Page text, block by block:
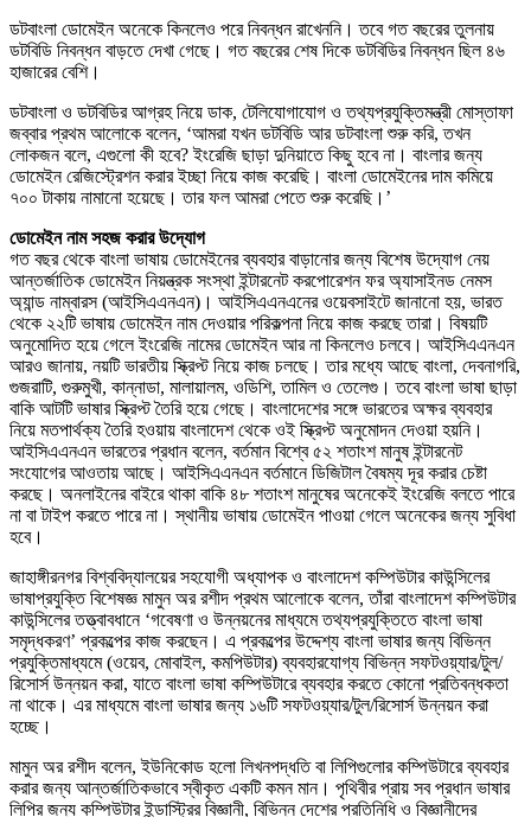
ডটবাংলা ডোমেইন অনেকে কিনলেও পরে নিবন্ধন রাখেননি। তবে গত বছরের তুলনায়
ডটবিডি নিবন্ধন বাড়তে দেখা গেছে। গত বছরের শেষ দিকে ডটবিডির নিবন্ধন ছিল ৪৬
হাজারের বেশি।
ডটবাংলা ও ডটবিডির আগ্রহ নিয়ে ডাক, টেলিযোগাযোগ ও তথ্যপ্রযুক্তিমন্ত্রী মোস্তাফা
জব্বার প্রথম আলোকে বলেন, ‘আমরা যখন ডটবিডি আর ডটবাংলা শুরু করি, তখন
লোকজন বলে, এগুলো কী হবে? ইংরেজি ছাড়া দুনিয়াতে কিছু হবে না। বাংলার জন্য
ডোমেইন রেজিস্ট্রেশন করার ইচ্ছা নিয়ে কাজ করেছি। বাংলা ডোমেইনের দাম কমিয়ে
৭০০ টাকায় নামানো হয়েছে। তার ফল আমরা পেতে শুরু করেছি।’
ডোমেইন নাম সহজ করার উদ্যোগ
গত বছর থেকে বাংলা ভাষায় ডোমেইনের ব্যবহার বাড়ানোর জন্য বিশেষ উদ্যোগ নেয়
আন্তর্জাতিক ডোমেইন নিয়ন্ত্রক সংস্থা ইন্টারনেট করপোরেশন ফর অ্যাসাইনড নেমস
অ্যান্ড নাম্বারস (আইসিএএনএন)। আইসিএএনএনের ওয়েবসাইটে জানানো হয়, ভারত
থেকে ২২টি ভাষায় ডোমেইন নাম দেওয়ার পরিকল্পনা নিয়ে কাজ করছে তারা। বিষয়টি
অনুমোদিত হয়ে গেলে ইংরেজি নামের ডোমেইন আর না কিনলেও চলবে। আইসিএএনএন
আরও জানায়, নয়টি ভারতীয় স্ক্রিপ্ট নিয়ে কাজ চলছে। তার মধ্যে আছে বাংলা, দেবনাগরি,
গুজরাটি, গুরুমুখী, কান্নাডা, মালায়ালম, ওডিশি, তামিল ও তেলেগু। তবে বাংলা ভাষা ছাড়া
বাকি আটটি ভাষার স্ক্রিপ্ট তৈরি হয়ে গেছে। বাংলাদেশের সঙ্গে ভারতের অক্ষর ব্যবহার
নিয়ে মতপার্থক্য তৈরি হওয়ায় বাংলাদেশ থেকে ওই স্ক্রিপ্ট অনুমোদন দেওয়া হয়নি।
আইসিএএনএন ভারতের প্রধান বলেন, বর্তমান বিশ্বে ৫২ শতাংশ মানুষ ইন্টারনেট
সংযোগের আওতায় আছে। আইসিএএনএন বর্তমানে ডিজিটাল বৈষম্য দূর করার চেষ্টা
করছে। অনলাইনের বাইরে থাকা বাকি ৪৮ শতাংশ মানুষের অনেকেই ইংরেজি বলতে পারে
না বা টাইপ করতে পারে না। স্থানীয় ভাষায় ডোমেইন পাওয়া গেলে অনেকের জন্য সুবিধা
হবে।
জাহাঙ্গীরনগর বিশ্ববিদ্যালয়ের সহযোগী অধ্যাপক ও বাংলাদেশ কম্পিউটার কাউন্সিলের
ভাষাপ্রযুক্তি বিশেষজ্ঞ মামুন অর রশীদ প্রথম আলোকে বলেন, তাঁরা বাংলাদেশ কম্পিউটার
কাউন্সিলের তত্ত্বাবধানে ‘গবেষণা ও উন্নয়নের মাধ্যমে তথ্যপ্রযুক্তিতে বাংলা ভাষা
সমৃদ্ধকরণ’ প্রকল্পের কাজ করছেন। এ প্রকল্পের উদ্দেশ্য বাংলা ভাষার জন্য বিভিন্ন
প্রযুক্তিমাধ্যমে (ওয়েব, মোবাইল, কমপিউটার) ব্যবহারযোগ্য বিভিন্ন সফটওয়্যার/টুল/
রিসোর্স উন্নয়ন করা, যাতে বাংলা ভাষা কম্পিউটারে ব্যবহার করতে কোনো প্রতিবন্ধকতা
না থাকে। এর মাধ্যমে বাংলা ভাষার জন্য ১৬টি সফটওয়্যার/টুল/রিসোর্স উন্নয়ন করা
হচ্ছে।
মামুন অর রশীদ বলেন, ইউনিকোড হলো লিখনপদ্ধতি বা লিপিগুলোর কম্পিউটারে ব্যবহার
করার জন্য আন্তর্জাতিকভাবে স্বীকৃত একটি কমন মান। পৃথিবীর প্রায় সব প্রধান ভাষার
লিপির জন্য কম্পিউটার ইন্ডাস্ট্রির বিজ্ঞানী, বিভিন্ন দেশের প্রতিনিধি ও বিজ্ঞানীদের